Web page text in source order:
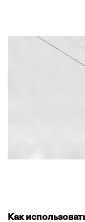
Как